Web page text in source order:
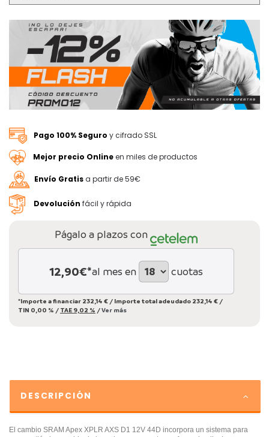
Pago 100% Seguro y cifrado SSL
Mejor precio Onlineen miles de productos
Envío Gratisa partir de 59€
Devolución fácil y rápida
Págalo a plazos con
12,90€*al mes en cuotas
*Importe a financiar 232,14 € / Importe total adeudado 232,14 € /
TIN 0,00 % / TAE 9,02 % /Ver más
DESCRIPCIÓN
El cambio SRAM Apex XPLR AXS D1 12V 44D incorpora un sistema para